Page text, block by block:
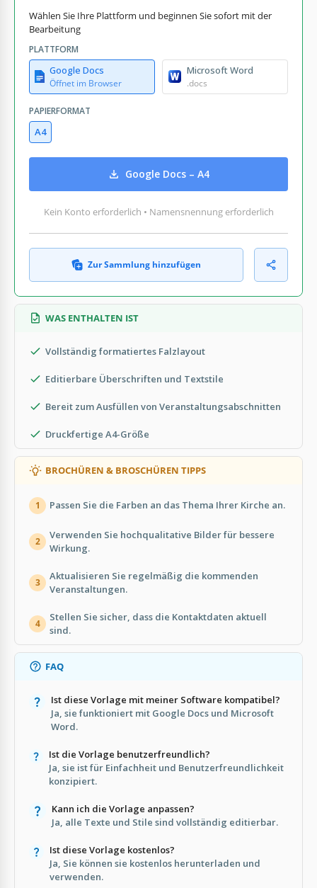
Wählen Sie Ihre Plattform und beginnen Sie sofort mit der
Bearbeitung
PLATTFORM
Google Docs
Öffnet im Browser
Microsoft Word
.docs
PAPIERFORMAT
A4
Google Docs – A4
Kein Konto erforderlich • Namensnennung erforderlich
Zur Sammlung hinzufügen
WAS ENTHALTEN IST
Vollständig formatiertes Falzlayout
Editierbare Überschriften und Textstile
Bereit zum Ausfüllen von Veranstaltungsabschnitten
Druckfertige A4-Größe
BROCHÜREN & BROSCHÜREN TIPPS
1 Passen Sie die Farben an das Thema Ihrer Kirche an.
2
Verwenden Sie hochqualitative Bilder für bessere
Wirkung.
3
Aktualisieren Sie regelmäßig die kommenden
Veranstaltungen.
4
Stellen Sie sicher, dass die Kontaktdaten aktuell
sind.
FAQ
Ist diese Vorlage mit meiner Software kompatibel?
Ja, sie funktioniert mit Google Docs und Microsoft
Word.
Ist die Vorlage benutzerfreundlich?
Ja, sie ist für Einfachheit und Benutzerfreundlichkeit
konzipiert.
Kann ich die Vorlage anpassen?
Ja, alle Texte und Stile sind vollständig editierbar.
Ist diese Vorlage kostenlos?
Ja, Sie können sie kostenlos herunterladen und
verwenden.